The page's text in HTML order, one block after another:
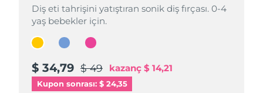
Diş eti tahrişini yatıştıran sonik diş fırçası. 0-4
yaş bebekler için.
$ 34,79 $ 49 kazanç $ 14,21
Kupon sonrası: $ 24,35
Diş eti tahrişini yatıştıran sonik diş fırçası. 0-4
yaş bebekler için.
$ 34,79 $ 49 kazanç $ 14,21
Diş eti tahrişini yatıştıran sonik diş fırçası. 0-4
yaş bebekler için.
$ 34,79 $ 49 kazanç $ 14,21